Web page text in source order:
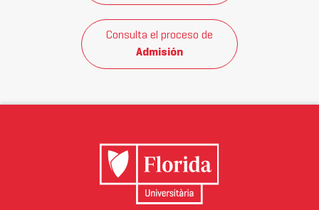
Consulta el proceso de
Admisión